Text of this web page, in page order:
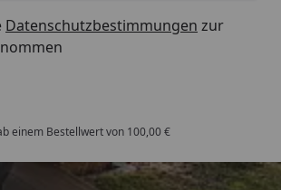
Datenschutzbestimmungen zur
einem Bestellwert von 100,00 €